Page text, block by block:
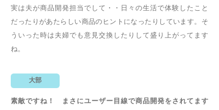
実は夫が商品開発担当でして・・日々の生活で体験したこと
だったりがあたらしい商品のヒントになったりしています。そ
ういった時は夫婦でも意見交換したりして盛り上がってます
ね。
大部
素敵ですね！ まさにユーザー目線で商品開発をされてます